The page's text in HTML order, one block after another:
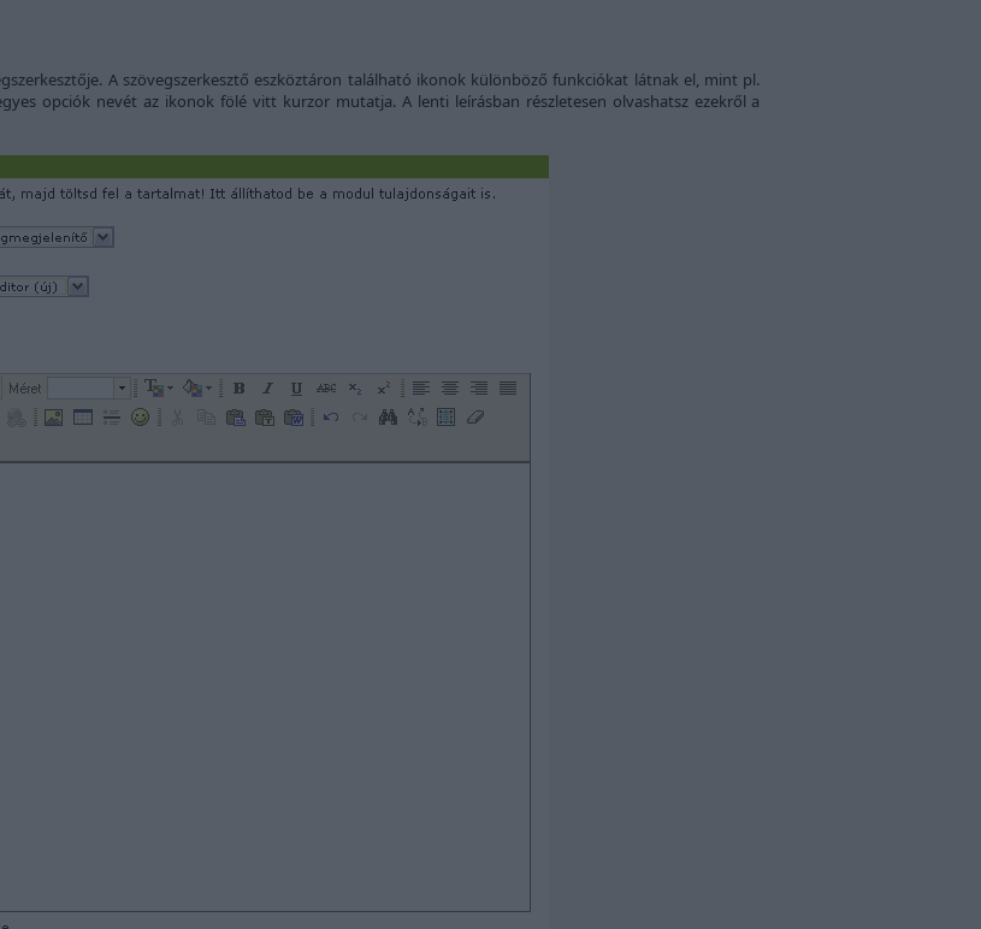
A szövegszerkesztő eszköztáron található ikonok különböző funkciókat látnak el, mint pl.
opciók nevét az ikonok fölé vitt kurzor mutatja. A lenti leírásban részletesen olvashatsz ezekről a